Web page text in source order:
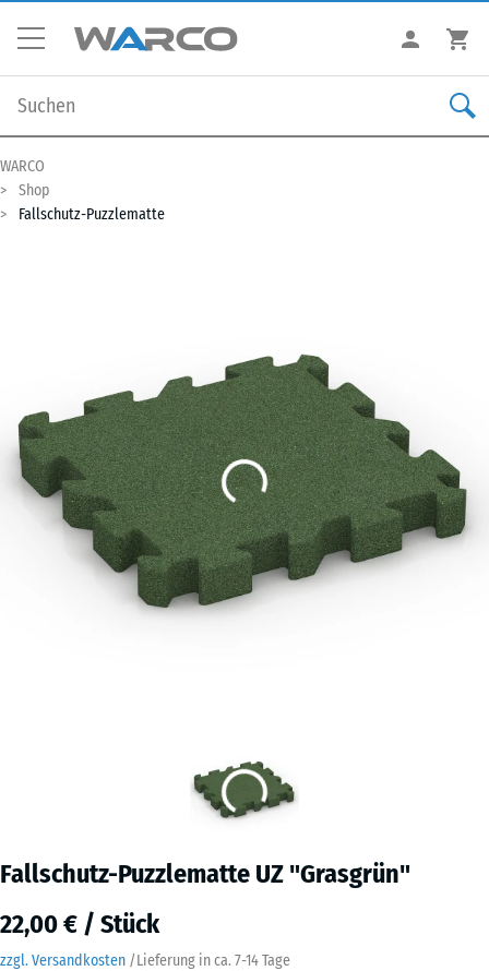
WARCO
Shop
Fallschutz-Puzzlematte
Fallschutz-Puzzlematte UZ "Grasgrün"
22,00 € / Stück
zzgl. Versandkosten /Lieferung in ca. 7-14 Tage